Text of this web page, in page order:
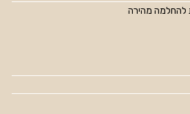
להחלמה מהירה